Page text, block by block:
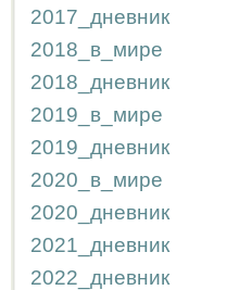
2017_дневник
2018_в_мире
2018_дневник
2019_в_мире
2019_дневник
2020_в_мире
2020_дневник
2021_дневник
2022_дневник